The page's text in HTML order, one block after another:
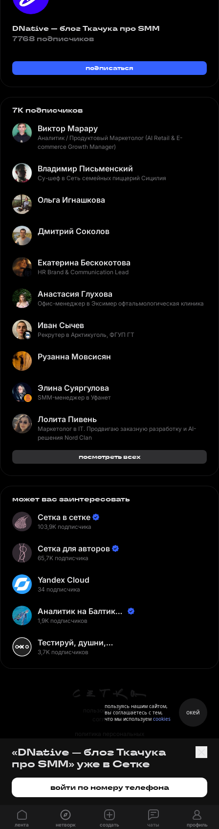
лента нетворк создать чаты профиль
DNative — блог Ткачука про SMM
7768 подписчиков
подписаться
7K подписчиков
Виктор Марару
Аналитик / Продуктовый Маркетолог (AI Retail & E-
commerce Growth Manager)
Владимир Письменский
Су-шеф в Сеть семейных пиццерий Сицилия
Ольга Игнашкова
Дмитрий Соколов
Екатерина Бескокотова
HR Brand & Communication Lead
Анастасия Глухова
Офис-менеджер в Эксимер офтальмологическая клиника
Иван Сычев
Рекрутер в Арктикуголь, ФГУП ГТ
Рузанна Мовсисян
Элина Суяргулова
SMM-менеджер в Уфанет
Лолита Пивень
Маркетолог в IT. Продвигаю заказную разработку и AI-
решения Nord Clan
посмотреть всех
может вас заинтересовать
Сетка в сетке
103,9K подписчика
Сетка для авторов
65,7K подписчика
Yandex Cloud
34 подписчика
Аналитик на Балтике |
Неверов Станислав
1,9K подписчиков
Тестируй, душни,
наслаждайся
3,7K подписчиков
пользовательское
соглашение
политика персональных
правила
правила применения
«DNative — блог Ткачука
про SMM» уже в Сетке
войти по номеру телефона
пользуясь нашим сайтом,
вы соглашаетесь с тем,
что мы используем cookies
окей